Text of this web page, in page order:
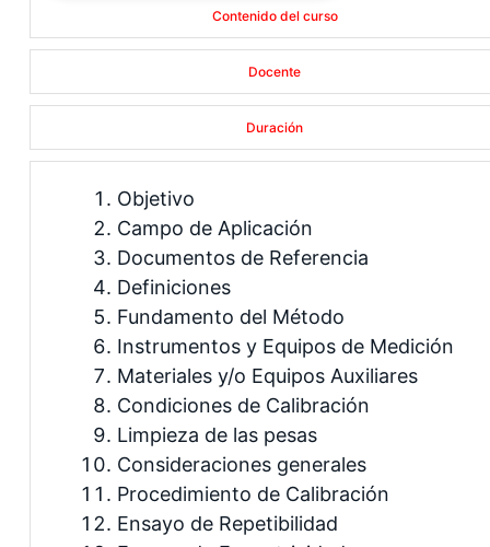
Contenido del curso
Docente
Duración
Objetivo
Campo de Aplicación
Documentos de Referencia
Definiciones
Fundamento del Método
Instrumentos y Equipos de Medición
Materiales y/o Equipos Auxiliares
Condiciones de Calibración
Limpieza de las pesas
Consideraciones generales
Procedimiento de Calibración
Ensayo de Repetibilidad